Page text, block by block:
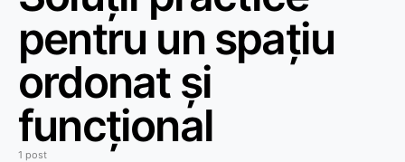
pentru un spațiu
ordonat și
funcțional
1 post